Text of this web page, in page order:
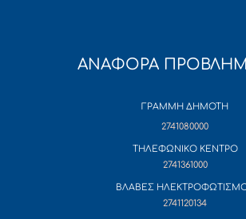
ΑΝΑΦΟΡΑ
ΓΡΑΜΜΗ ΔΗΜΟΤΗ
2741080000
ΤΗΛΕΦΩΝΙΚΟ ΚΕΝΤΡΟ
2741361000
ΒΛΑΒΕΣ
2741120134